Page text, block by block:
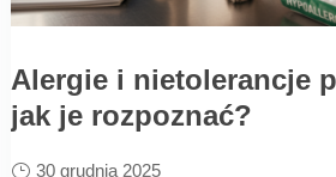
Alergie i nietolerancje
jak je rozpoznać?
30 grudnia 2025